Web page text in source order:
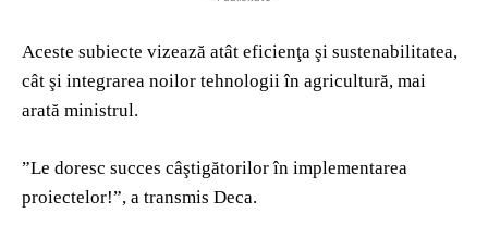
Aceste subiecte vizează atât eficienţa şi sustenabilitatea,
cât şi integrarea noilor tehnologii în agricultură, mai
arată ministrul.
”Le doresc succes câştigătorilor în implementarea
proiectelor!”, a transmis Deca.